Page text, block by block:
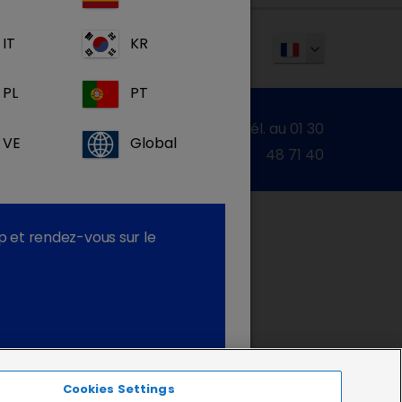
Contactez-nous par email
ou par tél. au 01 30
48 71 40
IT KR
PL PT
VE Global
et rendez-vous sur le
Cookies Settings